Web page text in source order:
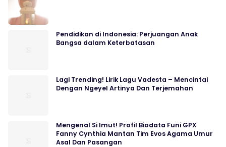
Pendidikan di Indonesia: Perjuangan Anak
Bangsa dalam Keterbatasan
Lagi Trending! Lirik Lagu Vadesta – Mencintai
Dengan Ngeyel Artinya Dan Terjemahan
Mengenal Si Imut! Profil Biodata Funi GPX
Fanny Cynthia Mantan Tim Evos Agama Umur
Asal Dan Pasangan